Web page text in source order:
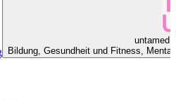
untamed
Bildung, Gesundheit und Fitness,